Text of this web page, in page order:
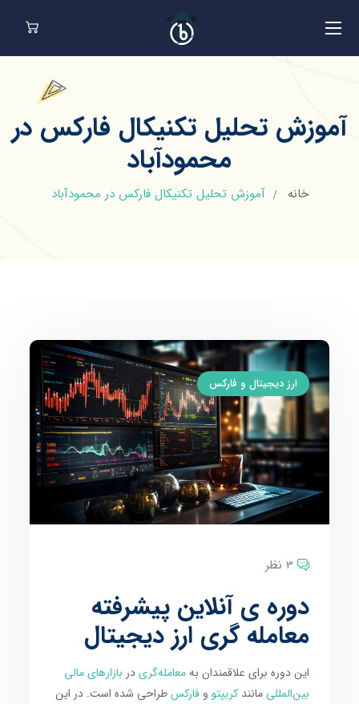
آموزش تحلیل تکنیکال فارکس در
محمودآباد
خانه آموزش تحلیل تکنیکال فارکس در محمودآباد
ارز دیجیتال و فارکس
3 نظر
دوره ی آنلاین پیشرفته
معامله گری ارز دیجیتال
این دوره برای علاقمندان بهمعامله‌گریدر بازارهای مالی
بین‌المللی مانندکریپتو وفارکسطراحی شده است. در این